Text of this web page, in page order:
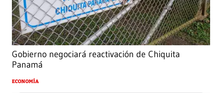
Gobierno negociará reactivación de Chiquita
Panamá
ECONOMÍA